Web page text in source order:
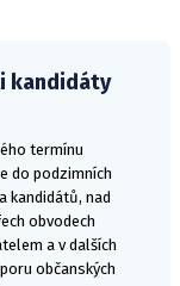
kandidáty
termínu
do podzimních
kandidátů, nad
obvodech
a v dalších
občanských